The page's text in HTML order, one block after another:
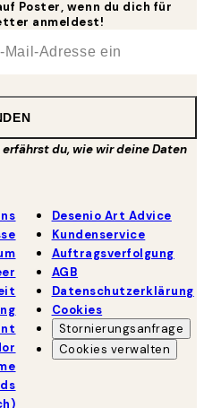
Poster, wenn du dich für
anmeldest!
erfährst du, wie wir deine Daten
Desenio Art Advice
Kundenservice
Auftragsverfolgung
AGB
Datenschutzerklärung
Cookies
Stornierungsanfrage
Cookies verwalten